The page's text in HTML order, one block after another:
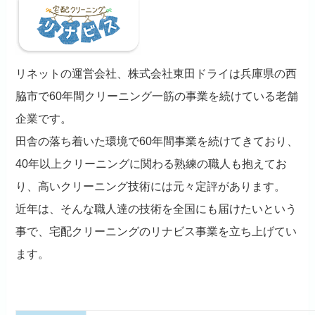
リネットの運営会社、株式会社東田ドライは兵庫県の西
脇市で60年間クリーニング一筋の事業を続けている老舗
企業です。
田舎の落ち着いた環境で60年間事業を続けてきており、
40年以上クリーニングに関わる熟練の職人も抱えてお
り、高いクリーニング技術には元々定評があります。
近年は、そんな職人達の技術を全国にも届けたいという
事で、宅配クリーニングのリナビス事業を立ち上げてい
ます。